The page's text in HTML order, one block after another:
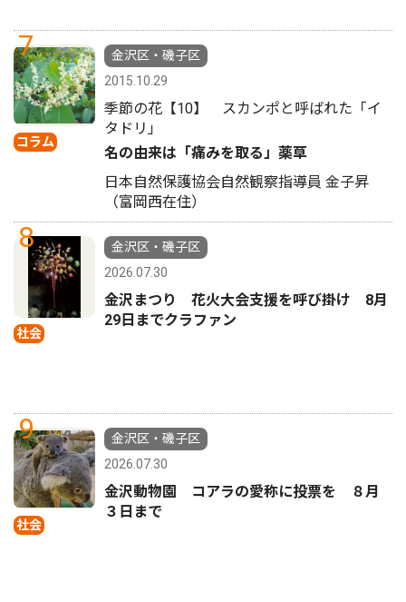
7
コラム
金沢区・磯子区
2015.10.29
季節の花【10】 スカンポと呼ばれた「イ
タドリ」
名の由来は「痛みを取る」薬草
日本自然保護協会自然観察指導員 金子昇
（富岡西在住）
8
社会
金沢区・磯子区
2026.07.30
金沢まつり 花火大会支援を呼び掛け 8月
29日までクラファン
9
社会
金沢区・磯子区
2026.07.30
金沢動物園 コアラの愛称に投票を ８月
３日まで